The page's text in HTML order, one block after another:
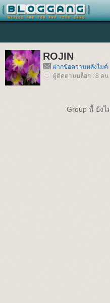
ROJIN
ฝากข้อความหลังไมค์
ผู้ติดตามบล็อก : 8 คน
Group นี้ ยังไ